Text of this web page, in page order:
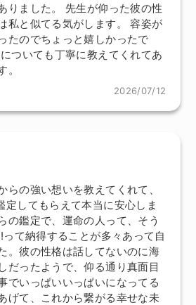
りました。 先生が仰った彼の性
私と似てる気がします。 容姿が
たのでちょっと嬉しかったで
ついても丁寧に教えてくれてあ
。
2026/07/12
らの強い想いを教えてくれて、
定してもらえて本当に安心しま
の鑑定で、運命の人って、そう
て納得することが多々あって自
。彼の性格は話してないのに海
だったようで、仰る通り真面目
でいっぱいいっぱいになってる
げて、これから繋がる幸せな未